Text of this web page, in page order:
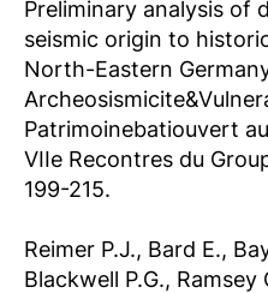
Preliminary analysis of
seismic origin to
North-Eastern
Patrimoinebatiouvert
VIIe Recontres du
199-215.
Reimer P.J., Bard E.,
Blackwell P.G.,